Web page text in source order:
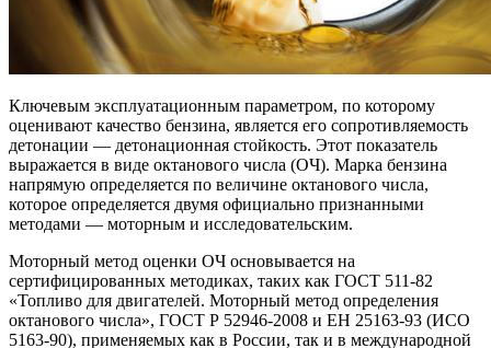
Ключевым эксплуатационным параметром, по которому
оценивают качество бензина, является его сопротивляемость
детонации — детонационная стойкость. Этот показатель
выражается в виде октанового числа (ОЧ). Марка бензина
напрямую определяется по величине октанового числа,
которое определяется двумя официально признанными
методами — моторным и исследовательским.
Моторный метод оценки ОЧ основывается на
сертифицированных методиках, таких как ГОСТ 511-82
«Топливо для двигателей. Моторный метод определения
октанового числа», ГОСТ Р 52946-2008 и ЕН 25163-93 (ИСО
5163-90), применяемых как в России, так и в международной